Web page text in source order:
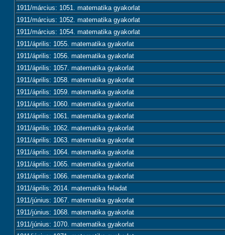
1911/március: 1051. matematika gyakorlat
1911/március: 1052. matematika gyakorlat
1911/március: 1054. matematika gyakorlat
1911/április: 1055. matematika gyakorlat
1911/április: 1056. matematika gyakorlat
1911/április: 1057. matematika gyakorlat
1911/április: 1058. matematika gyakorlat
1911/április: 1059. matematika gyakorlat
1911/április: 1060. matematika gyakorlat
1911/április: 1061. matematika gyakorlat
1911/április: 1062. matematika gyakorlat
1911/április: 1063. matematika gyakorlat
1911/április: 1064. matematika gyakorlat
1911/április: 1065. matematika gyakorlat
1911/április: 1066. matematika gyakorlat
1911/április: 2014. matematika feladat
1911/június: 1067. matematika gyakorlat
1911/június: 1068. matematika gyakorlat
1911/június: 1070. matematika gyakorlat